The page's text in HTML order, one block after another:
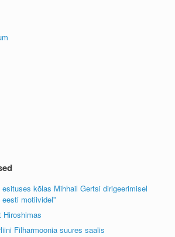
kõlas Mihhail Gertsi dirigeerimisel
eesti motiividel”
Hiroshimas
Filharmoonia suures saalis